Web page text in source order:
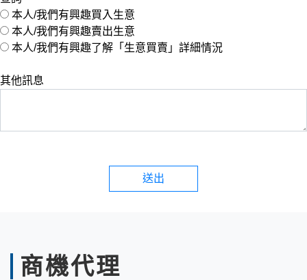
本人/我們有興趣買入生意
本人/我們有興趣賣出生意
本人/我們有興趣了解「生意買賣」詳細情況
其他訊息
送出
商機代理